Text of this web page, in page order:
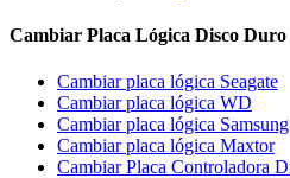
Cambiar Placa Lógica Disco Duro
Cambiar placa lógica Seagate
Cambiar placa lógica WD
Cambiar placa lógica Samsung
Cambiar placa lógica Maxtor
Cambiar Placa Controladora